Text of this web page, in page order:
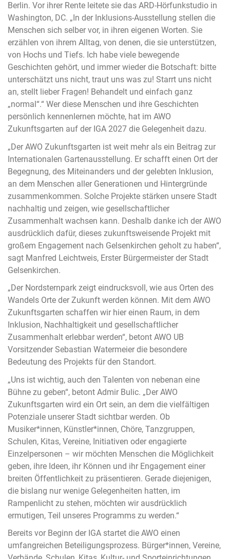
Berlin. Vor ihrer Rente leitete sie das ARD-Hörfunkstudio in
Washington, DC. „In der Inklusions-Ausstellung stellen die
Menschen sich selber vor, in ihren eigenen Worten. Sie
erzählen von ihrem Alltag, von denen, die sie unterstützen,
von Hochs und Tiefs. Ich habe viele bewegende
Geschichten gehört, und immer wieder die Botschaft: bitte
unterschätzt uns nicht, traut uns was zu! Starrt uns nicht
an, stellt lieber Fragen! Behandelt und einfach ganz
„normal“.“ Wer diese Menschen und ihre Geschichten
persönlich kennenlernen möchte, hat im AWO
Zukunftsgarten auf der IGA 2027 die Gelegenheit dazu.
„Der AWO Zukunftsgarten ist weit mehr als ein Beitrag zur
Internationalen Gartenausstellung. Er schafft einen Ort der
Begegnung, des Miteinanders und der gelebten Inklusion,
an dem Menschen aller Generationen und Hintergründe
zusammenkommen. Solche Projekte stärken unsere Stadt
nachhaltig und zeigen, wie gesellschaftlicher
Zusammenhalt wachsen kann. Deshalb danke ich der AWO
ausdrücklich dafür, dieses zukunftsweisende Projekt mit
großem Engagement nach Gelsenkirchen geholt zu haben“,
sagt Manfred Leichtweis, Erster Bürgermeister der Stadt
Gelsenkirchen.
„Der Nordsternpark zeigt eindrucksvoll, wie aus Orten des
Wandels Orte der Zukunft werden können. Mit dem AWO
Zukunftsgarten schaffen wir hier einen Raum, in dem
Inklusion, Nachhaltigkeit und gesellschaftlicher
Zusammenhalt erlebbar werden“, betont AWO UB
Vorsitzender Sebastian Watermeier die besondere
Bedeutung des Projekts für den Standort.
„Uns ist wichtig, auch den Talenten von nebenan eine
Bühne zu geben“, betont Admir Bulic. „Der AWO
Zukunftsgarten wird ein Ort sein, an dem die vielfältigen
Potenziale unserer Stadt sichtbar werden. Ob
Musiker*innen, Künstler*innen, Chöre, Tanzgruppen,
Schulen, Kitas, Vereine, Initiativen oder engagierte
Einzelpersonen – wir möchten Menschen die Möglichkeit
geben, ihre Ideen, ihr Können und ihr Engagement einer
breiten Öffentlichkeit zu präsentieren. Gerade diejenigen,
die bislang nur wenige Gelegenheiten hatten, im
Rampenlicht zu stehen, möchten wir ausdrücklich
ermutigen, Teil unseres Programms zu werden.“
Bereits vor Beginn der IGA startet die AWO einen
umfangreichen Beteiligungsprozess. Bürger*innen, Vereine,